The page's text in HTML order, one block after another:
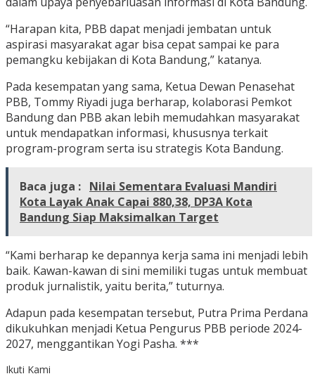
“Harapan kita, PBB dapat menjadi jembatan untuk
aspirasi masyarakat agar bisa cepat sampai ke para
pemangku kebijakan di Kota Bandung,” katanya.
Pada kesempatan yang sama, Ketua Dewan Penasehat
PBB, Tommy Riyadi juga berharap, kolaborasi Pemkot
Bandung dan PBB akan lebih memudahkan masyarakat
untuk mendapatkan informasi, khususnya terkait
program-program serta isu strategis Kota Bandung.
Baca juga : Nilai Sementara Evaluasi Mandiri
Kota Layak Anak Capai 880,38, DP3A Kota
Bandung Siap Maksimalkan Target
“Kami berharap ke depannya kerja sama ini menjadi lebih
baik. Kawan-kawan di sini memiliki tugas untuk membuat
produk jurnalistik, yaitu berita,” tuturnya.
Adapun pada kesempatan tersebut, Putra Prima Perdana
dikukuhkan menjadi Ketua Pengurus PBB periode 2024-
2027, menggantikan Yogi Pasha. ***
Ikuti Kami